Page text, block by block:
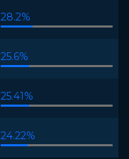
28.2%
25.6%
25.41%
24.22%